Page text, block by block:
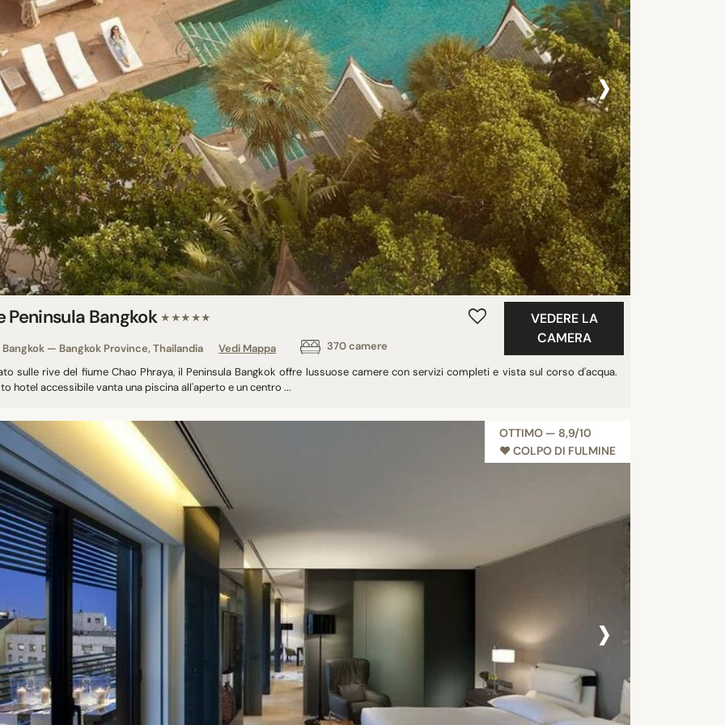
›
Peninsula Bangkok ★★★★★
Bangkok — Bangkok Province, Thailandia Vedi Mappa 370 camere
VEDERE LA
CAMERA
sulle rive del fiume Chao Phraya, il Peninsula Bangkok offre lussuose camere con servizi completi e vista sul corso d'acqua.
hotel accessibile vanta una piscina all'aperto e un centro ...
OTTIMO — 8,9/10
♥︎ COLPO DI FULMINE
›